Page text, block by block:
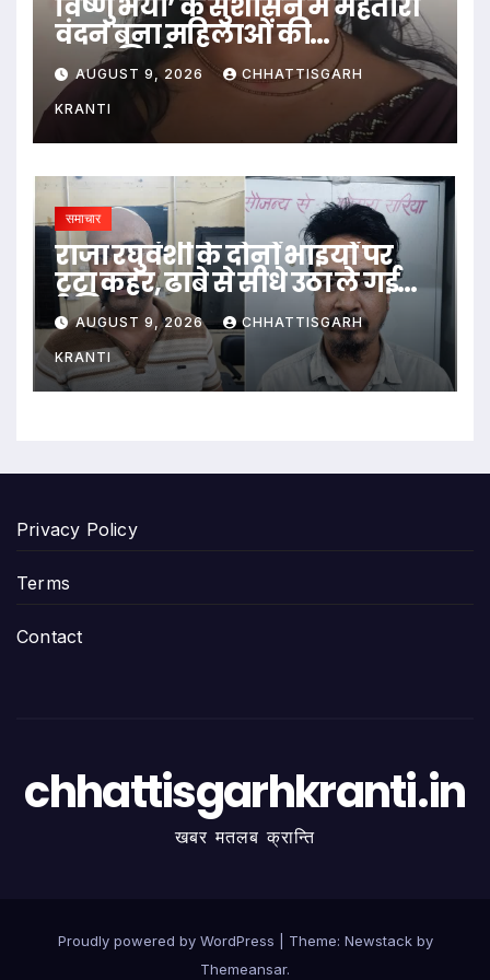
विष्णु भैया’ के सुशासन में महतारी
वंदन बना महिलाओं की
आत्मनिर्भरता का आधार
AUGUST 9, 2026 CHHATTISGARH
KRANTI
समाचार
राजा रघुवंशी के दोनों भाइयों पर
टूटा कहर, ढाबे से सीधे उठा ले गई
पुलिस
AUGUST 9, 2026 CHHATTISGARH
KRANTI
Privacy Policy
Terms
Contact
chhattisgarhkranti.in
खबर मतलब क्रान्ति
Proudly powered by WordPress Theme: Newstackby
Themeansar.